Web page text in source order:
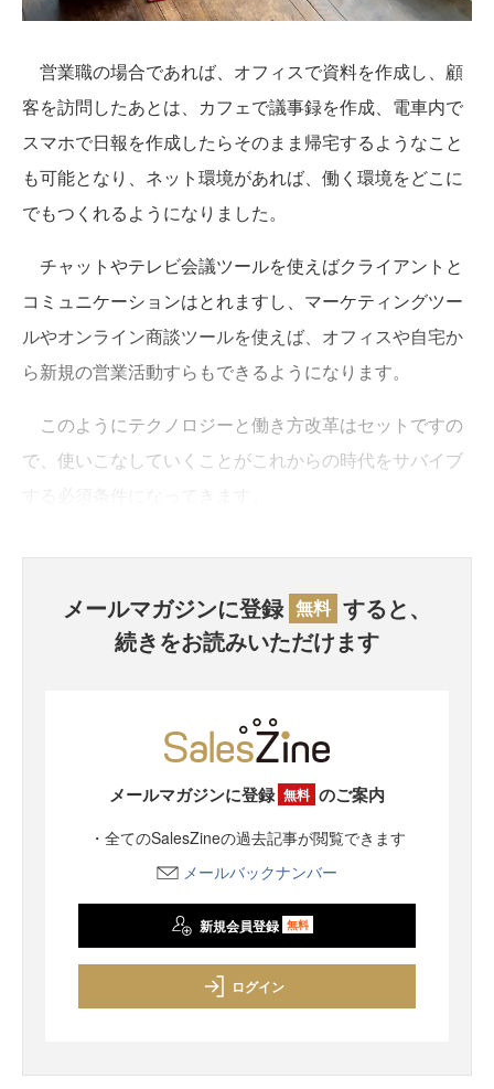
営業職の場合であれば、オフィスで資料を作成し、顧
客を訪問したあとは、カフェで議事録を作成、電車内で
スマホで日報を作成したらそのまま帰宅するようなこと
も可能となり、ネット環境があれば、働く環境をどこに
でもつくれるようになりました。
チャットやテレビ会議ツールを使えばクライアントと
コミュニケーションはとれますし、マーケティングツー
ルやオンライン商談ツールを使えば、オフィスや自宅か
ら新規の営業活動すらもできるようになります。
このようにテクノロジーと働き方改革はセットですの
で、使いこなしていくことがこれからの時代をサバイブ
メールマガジンに登録 無料 すると、
続きをお読みいただけます
メールマガジンに登録 無料 のご案内
・全てのSalesZineの過去記事が閲覧できます
メールバックナンバー
新規会員登録 無料
ログイン